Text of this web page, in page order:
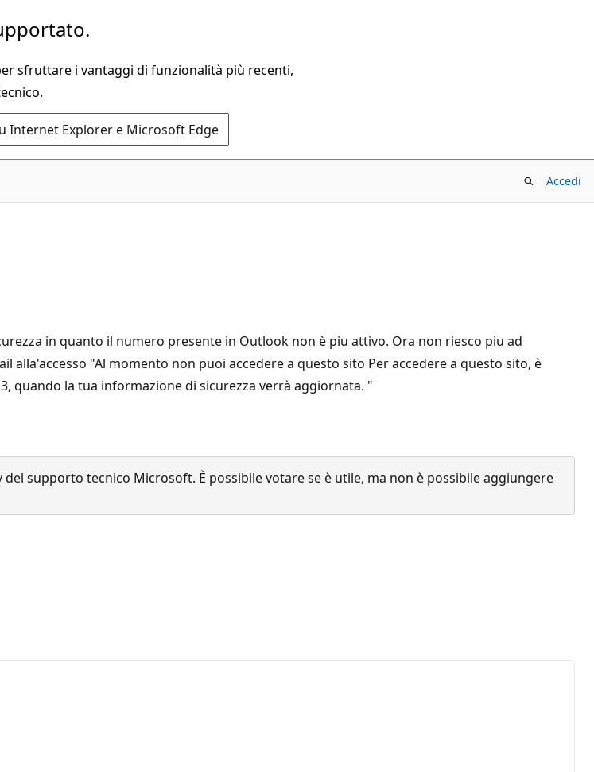
sfruttare i vantaggi di funzionalità più recenti,
Internet Explorer e Microsoft Edge
Accedi
in quanto il numero presente in Outlook non è piu attivo. Ora non riesco piu ad
"Al momento non puoi accedere a questo sito Per accedere a questo sito, è
quando la tua informazione di sicurezza verrà aggiornata. "
supporto tecnico Microsoft. È possibile votare se è utile, ma non è possibile aggiungere